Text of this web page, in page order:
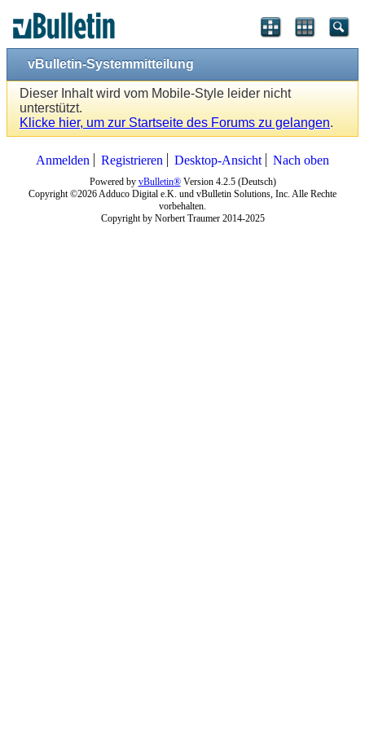
vBulletin-Systemmitteilung
Dieser Inhalt wird vom Mobile-Style leider nicht
unterstützt.
Klicke hier, um zur Startseite des Forums zu gelangen.
Anmelden Registrieren Desktop-Ansicht Nach oben
Powered by vBulletin®Version 4.2.5 (Deutsch)
Copyright ©2026 Adduco Digital e.K. und vBulletin Solutions, Inc. Alle Rechte
vorbehalten.
Copyright by Norbert Traumer 2014-2025